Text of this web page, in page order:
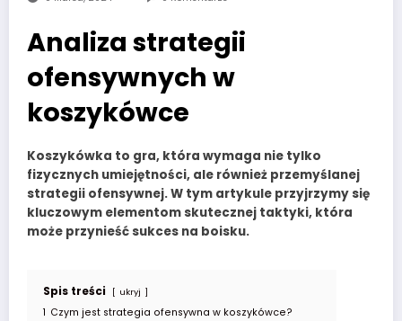
Analiza strategii
ofensywnych w
koszykówce
Koszykówka to gra, która wymaga nie tylko
fizycznych umiejętności, ale również przemyślanej
strategii ofensywnej. W tym artykule przyjrzymy się
kluczowym elementom skutecznej taktyki, która
może przynieść sukces na boisku.
Spis treści ukryj
1 Czym jest strategia ofensywna w koszykówce?